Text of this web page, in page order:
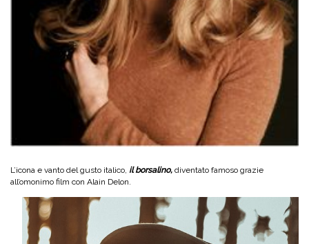
L’icona e vanto del gusto italico, il borsalino, diventato famoso grazie
all’omonimo film con Alain Delon.